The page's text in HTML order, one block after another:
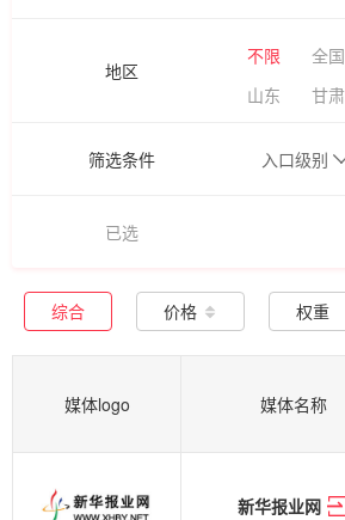
地区
不限 全国
山东
甘肃
筛选条件 入口级别
已选
综合 价格 权重
媒体logo 媒体名称
新华报业网